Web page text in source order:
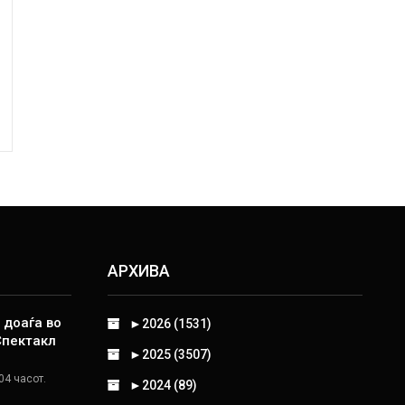
во
часот.
АРХИВА
► 2026 (1531)
► 2025 (3507)
► 2024 (89)